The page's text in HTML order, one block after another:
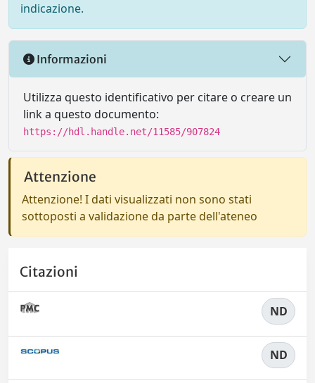
indicazione.
Informazioni
Utilizza questo identificativo per citare o creare un
link a questo documento:
https://hdl.handle.net/11585/907824
Attenzione
Attenzione! I dati visualizzati non sono stati
sottoposti a validazione da parte dell'ateneo
Citazioni
ND
ND